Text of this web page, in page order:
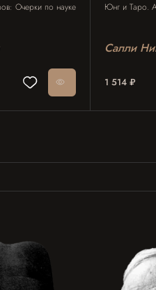
Очерки по науке
Юнг и Таро.
Салли
1 514 ₽